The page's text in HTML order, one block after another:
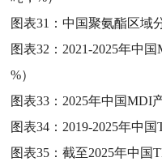
图表31：中国聚氨酯区域
图表32： 2021-2025年中
%）
图表33： 2025年中国MDI
图表34： 2019-2025年中
图表35：截至2025年中国